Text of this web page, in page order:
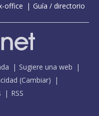
office Guía / directorio
Sugiere una web
(Cambiar)
RSS